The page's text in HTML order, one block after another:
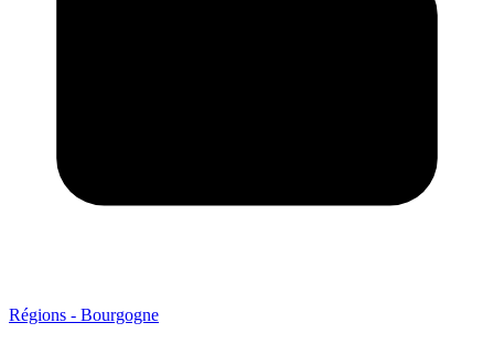
Régions - Bourgogne